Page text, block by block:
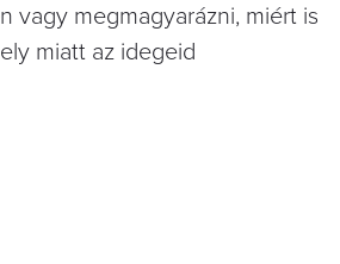
vagy megmagyarázni, miért is
miatt az idegeid